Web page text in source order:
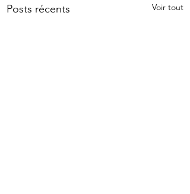
Posts récents Voir tout